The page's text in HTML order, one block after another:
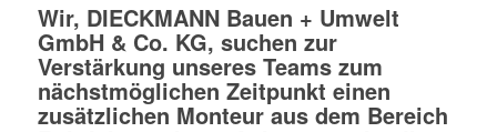
Wir, DIECKMANN Bauen + Umwelt
GmbH & Co. KG, suchen zur
Verstärkung unseres Teams zum
nächstmöglichen Zeitpunkt einen
zusätzlichen Monteur aus dem Bereich